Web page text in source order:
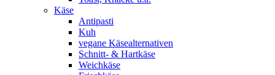
Käse
Antipasti
Kuh
vegane Käsealternativen
Schnitt- & Hartkäse
Weichkäse